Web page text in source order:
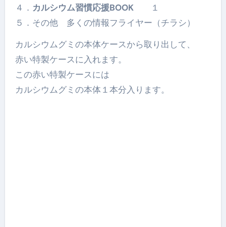
４． カルシウム習慣応援BOOK１
５．その他 多くの情報フライヤー（チラシ）
カルシウムグミの本体ケースから取り出して、
赤い特製ケースに入れます。
この赤い特製ケースには
カルシウムグミの本体１本分入ります。